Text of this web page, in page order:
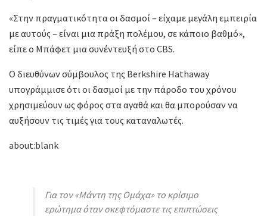
«Στην πραγματικότητα οι δασμοί – είχαμε μεγάλη εμπειρία
με αυτούς – είναι μια πράξη πολέμου, σε κάποιο βαθμό»,
είπε ο Μπάφετ μια συνέντευξή στο CBS.
Ο διευθύνων σύμβουλος της Berkshire Hathaway
υπογράμμισε ότι οι δασμοί με την πάροδο του χρόνου
χρησιμεύουν ως φόρος στα αγαθά και θα μπορούσαν να
αυξήσουν τις τιμές για τους καταναλωτές.
about:blank
Για τον «Μάντη της Ομάχα» το κρίσιμο
ερώτημα όταν σκεφτόμαστε τις επιπτώσεις